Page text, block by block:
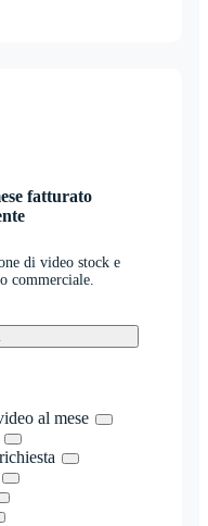
fatturato
di video stock e
commerciale.
al mese